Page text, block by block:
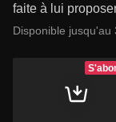
faite à lui
Disponible jusqu'au